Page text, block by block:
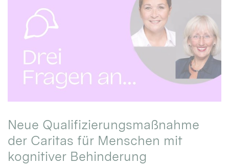
Neue Qualifizierungsmaßnahme
der Caritas für Menschen mit
kognitiver Behinderung